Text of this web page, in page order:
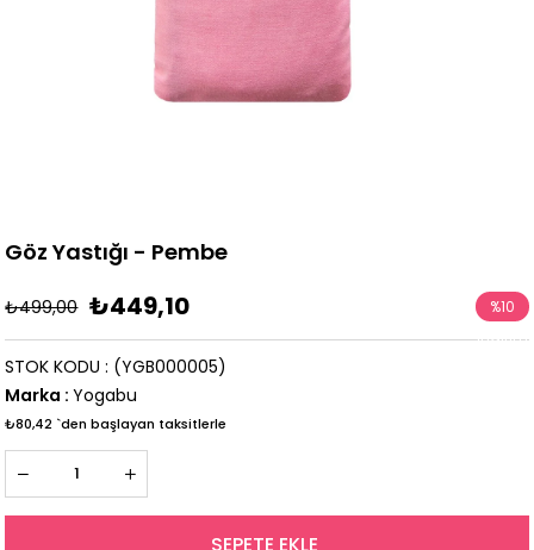
Göz Yastığı - Pembe
₺499,00 ₺449,10 %10
İndirim
(YGB000005)
STOK KODU
Marka : Yogabu
₺80,42 `den başlayan taksitlerle